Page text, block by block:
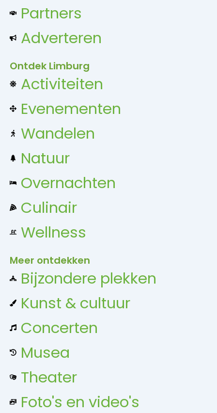
Partners
Adverteren
Ontdek Limburg
Activiteiten
Evenementen
Wandelen
Natuur
Overnachten
Culinair
Wellness
Meer ontdekken
Bijzondere plekken
Kunst & cultuur
Concerten
Musea
Theater
Foto's en video's